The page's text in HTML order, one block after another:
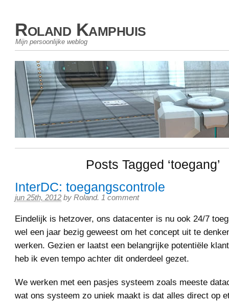
Roland Kamphuis
Mijn persoonlijke weblog
Posts Tagged ‘toegang’
InterDC: toegangscontrole
jun 25th, 2012 by Roland. 1 comment
Eindelijk is hetzover, ons datacenter is nu ook 24/7
wel een jaar bezig geweest om het concept uit te
werken. Gezien er laatst een belangrijke potentiële
heb ik even tempo achter dit onderdeel gezet.
We werken met een pasjes systeem zoals meeste
wat ons systeem zo uniek maakt is dat alles direct op